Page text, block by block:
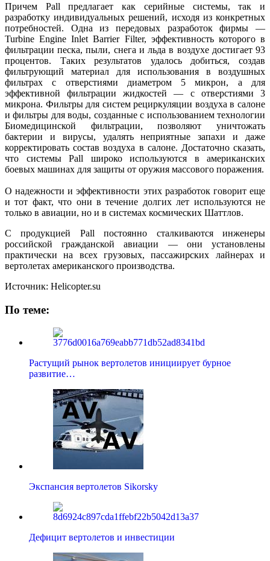
Причем Pall предлагает как серийные системы, так и
разработку индивидуальных решений, исходя из конкретных
потребностей. Одна из передовых разработок фирмы —
Turbine Engine Inlet Barrier Filter, эффективность которого в
фильтрации песка, пыли, снега и льда в воздухе достигает 93
процентов. Таких результатов удалось добиться, создав
фильтрующий материал для использования в воздушных
фильтрах с отверстиями диаметром 5 микрон, а для
эффективной фильтрации жидкостей — с отверстиями 3
микрона. Фильтры для систем рециркуляции воздуха в салоне
и фильтры для воды, созданные с использованием технологии
Биомедицинской фильтрации, позволяют уничтожать
бактерии и вирусы, удалять неприятные запахи и даже
корректировать состав воздуха в салоне. Достаточно сказать,
что системы Pall широко используются в американских
боевых машинах для защиты от оружия массового поражения.
О надежности и эффективности этих разработок говорит еще
и тот факт, что они в течение долгих лет используются не
только в авиации, но и в системах космических Шаттлов.
С продукцией Pall постоянно сталкиваются инженеры
российской гражданской авиации — они установлены
практически на всех грузовых, пассажирских лайнерах и
вертолетах американского производства.
Источник: Helicopter.su
По теме:
Растущий рынок вертолетов инициирует бурное
развитие…
Экспансия вертолетов Sikorsky
Дефицит вертолетов и инвестиции